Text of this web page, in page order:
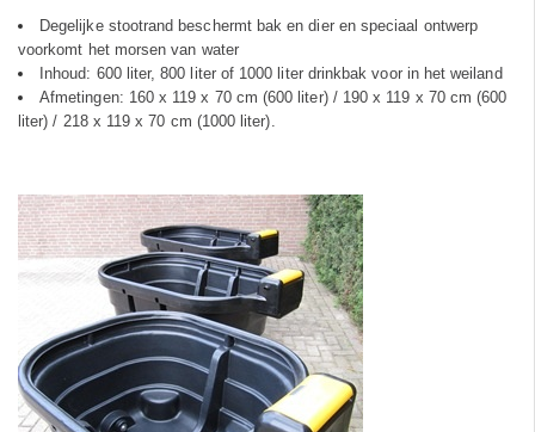
Degelijke stootrand beschermt bak en dier en speciaal ontwerp
voorkomt het morsen van water
Inhoud: 600 liter, 800 liter of 1000 liter drinkbak voor in het weiland
Afmetingen: 160 x 119 x 70 cm (600 liter) / 190 x 119 x 70 cm (600
liter) / 218 x 119 x 70 cm (1000 liter).